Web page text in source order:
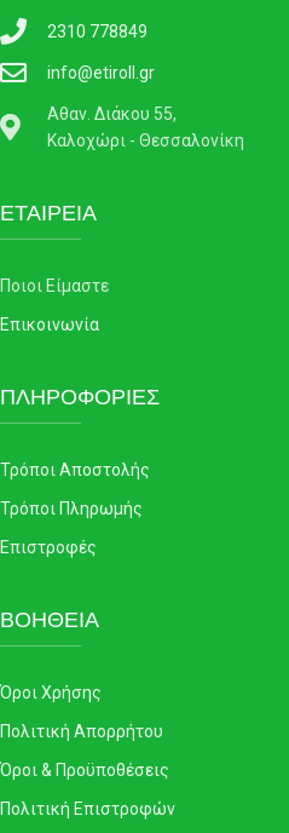
2310 778849
info@etiroll.gr
Αθαν. Διάκου 55,
Καλοχώρι - Θεσσαλονίκη
ΕΤΑΙΡΕΙΑ
Ποιοι Είμαστε
Επικοινωνία
ΠΛΗΡΟΦΟΡΙΕΣ
Τρόποι Αποστολής
Τρόποι Πληρωμής
Επιστροφές
ΒΟΗΘΕΙΑ
Όροι Χρήσης
Πολιτική Απορρήτου
Όροι & Προϋποθέσεις
Πολιτική Επιστροφών